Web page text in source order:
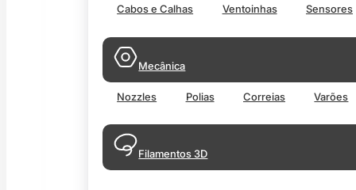
Cabos e Calhas Ventoinhas Sensores
Mecânica
Nozzles Polias Correias Varões
Filamentos 3D